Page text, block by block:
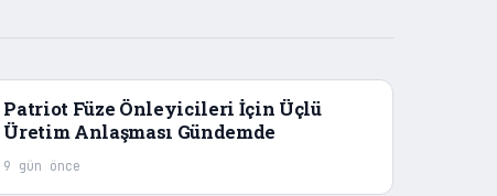
Patriot Füze Önleyicileri İçin Üçlü
Üretim Anlaşması Gündemde
9 gün önce